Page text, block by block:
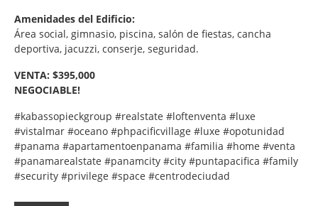
Amenidades del Edificio:
Área social, gimnasio, piscina, salón de fiestas, cancha
deportiva, jacuzzi, conserje, seguridad.
VENTA: $395,000
NEGOCIABLE!
#kabassopieckgroup #realstate #loftenventa #luxe
#vistalmar #oceano #phpacificvillage #luxe #opotunidad
#panama #apartamentoenpanama #familia #home #venta
#panamarealstate #panamcity #city #puntapacifica #family
#security #privilege #space #centrodeciudad